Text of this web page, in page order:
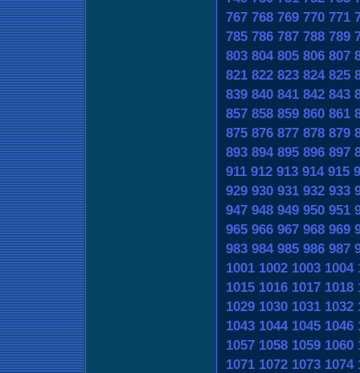
767 768 769 770 771
785 786 787 788 789
803 804 805 806 807
821 822 823 824 825
839 840 841 842 843
857 858 859 860 861
875 876 877 878 879
893 894 895 896 897
911 912 913 914 915
929 930 931 932 933
947 948 949 950 951
965 966 967 968 969
983 984 985 986 987
1001 1002 1003 1004
1015 1016 1017 1018
1029 1030 1031 1032
1043 1044 1045 1046
1057 1058 1059 1060
1071 1072 1073 1074